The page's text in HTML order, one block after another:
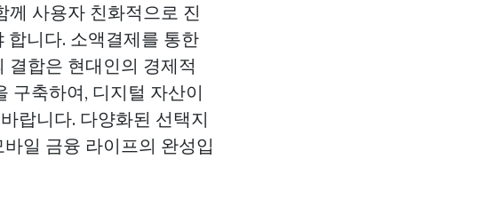
께 사용자 친화적으로 진
합니다. 소액결제를 통한
결합은 현대인의 경제적
구축하여, 디지털 자산이
랍니다. 다양화된 선택지
일 금융 라이프의 완성입